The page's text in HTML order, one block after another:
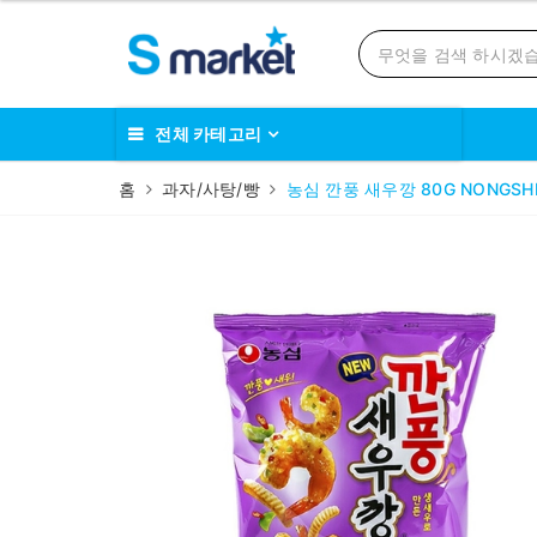
전체 카테고리
홈 과자/사탕/빵 농심 깐풍 새우깡 80G